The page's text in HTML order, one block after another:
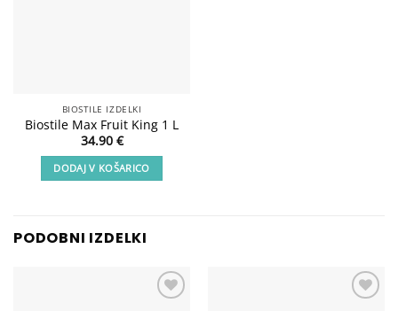
BIOSTILE IZDELKI
Biostile Max Fruit King 1 L
34.90 €
DODAJ V KOŠARICO
PODOBNI IZDELKI